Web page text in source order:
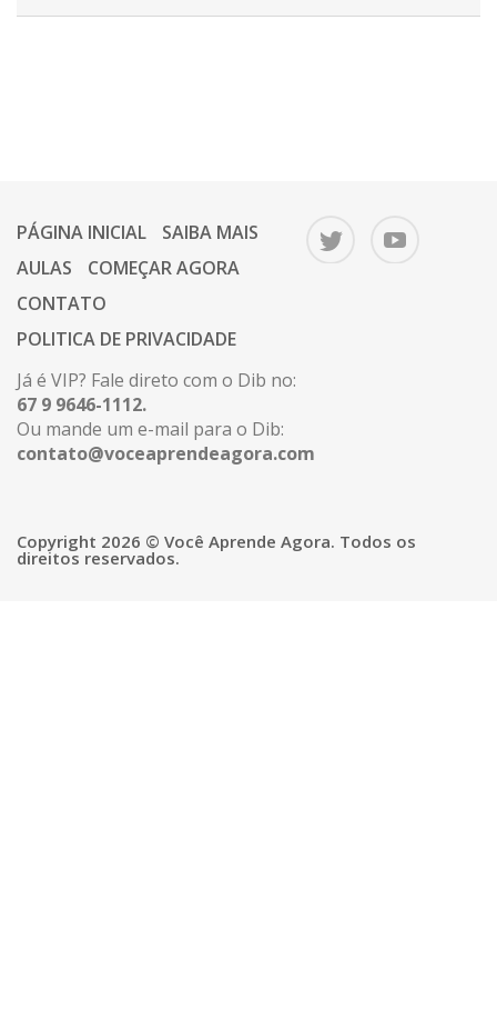
PÁGINA INICIAL
SAIBA MAIS
AULAS
COMEÇAR AGORA
CONTATO
POLITICA DE PRIVACIDADE
Já é VIP? Fale direto com o Dib no:
67 9 9646-1112.
Ou mande um e-mail para o Dib:
contato@voceaprendeagora.com
Copyright 2026 © Você Aprende Agora. Todos os
direitos reservados.